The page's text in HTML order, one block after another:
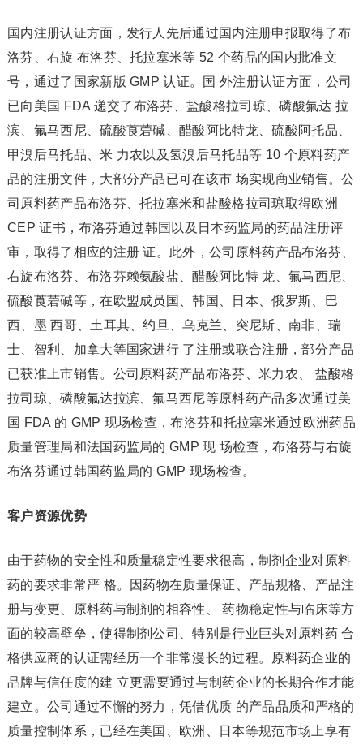
国内注册认证方面，发行人先后通过国内注册申报取得了布
洛芬、右旋 布洛芬、托拉塞米等 52 个药品的国内批准文
号，通过了国家新版 GMP 认证。国 外注册认证方面，公司
已向美国 FDA 递交了布洛芬、盐酸格拉司琼、磷酸氟达 拉
滨、氟马西尼、硫酸莨菪碱、醋酸阿比特龙、硫酸阿托品、
甲溴后马托品、米 力农以及氢溴后马托品等 10 个原料药产
品的注册文件，大部分产品已可在该市 场实现商业销售。公
司原料药产品布洛芬、托拉塞米和盐酸格拉司琼取得欧洲
CEP 证书，布洛芬通过韩国以及日本药监局的药品注册评
审，取得了相应的注册 证。此外，公司原料药产品布洛芬、
右旋布洛芬、布洛芬赖氨酸盐、醋酸阿比特 龙、氟马西尼、
硫酸莨菪碱等，在欧盟成员国、韩国、日本、俄罗斯、巴
西、墨 西哥、土耳其、约旦、乌克兰、突尼斯、南非、瑞
士、智利、加拿大等国家进行 了注册或联合注册，部分产品
已获准上市销售。公司原料药产品布洛芬、米力农、 盐酸格
拉司琼、磷酸氟达拉滨、氟马西尼等原料药产品多次通过美
国 FDA 的 GMP 现场检查，布洛芬和托拉塞米通过欧洲药品
质量管理局和法国药监局的 GMP 现 场检查，布洛芬与右旋
布洛芬通过韩国药监局的 GMP 现场检查。
客户资源优势
由于药物的安全性和质量稳定性要求很高，制剂企业对原料
药的要求非常严 格。因药物在质量保证、产品规格、产品注
册与变更、原料药与制剂的相容性、 药物稳定性与临床等方
面的较高壁垒，使得制剂公司、特别是行业巨头对原料药 合
格供应商的认证需经历一个非常漫长的过程。原料药企业的
品牌与信任度的建 立更需要通过与制药企业的长期合作才能
建立。公司通过不懈的努力，凭借优质 的产品品质和严格的
质量控制体系，已经在美国、欧洲、日本等规范市场上享有